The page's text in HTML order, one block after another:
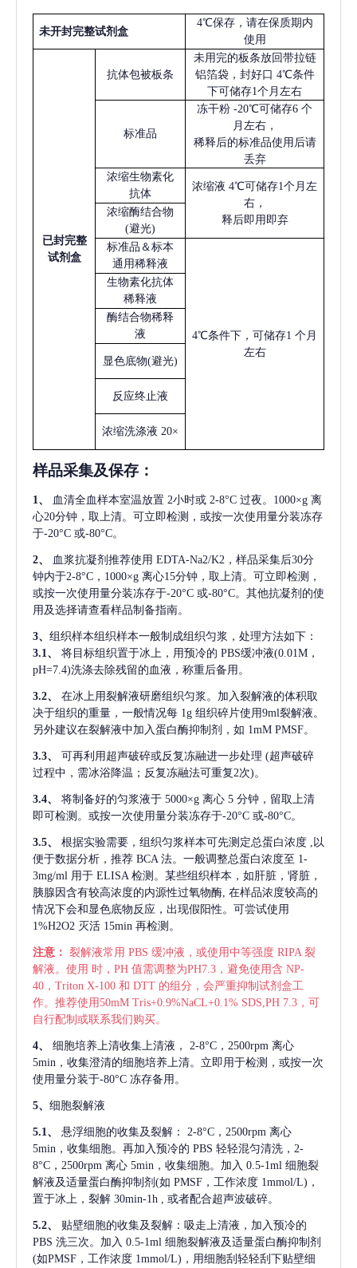
未开封完整试剂盒
4℃保存，请在保质期内
使用
已封完整
试剂盒
抗体包被板条
未用完的板条放回带拉链
铝箔袋，封好口 4℃条件
下可储存1个月左右
标准品
冻干粉 -20℃可储存6 个
月左右，
稀释后的标准品使用后请
丢弃
浓缩生物素化
抗体
浓缩液 4℃可储存1个月左
右，
释后即用即弃
浓缩酶结合物
(避光)
标准品＆标本
通用稀释液
4℃条件下，可储存1 个月
左右
生物素化抗体
稀释液
酶结合物稀释
液
显色底物(避光)
反应终止液
浓缩洗涤液 20×
样品采集及保存 ：
1、 血清全血样本室温放置 2小时或 2-8°C 过夜。1000×g 离
心20分钟，取上清。可立即检测，或按一次使用量分装冻存
于-20°C 或-80°C。
2、 血浆抗凝剂推荐使用 EDTA-Na2/K2，样品采集后30分
钟内于2-8°C，1000×g 离心15分钟，取上清。可立即检测，
或按一次使用量分装冻存于-20°C 或-80°C。其他抗凝剂的使
用及选择请查看样品制备指南。
3、 组织样本组织样本一般制成组织匀浆，处理方法如下：
3.1、
将目标组织置于冰上，用预冷的 PBS缓冲液(0.01M，
pH=7.4)洗涤去除残留的血液，称重后备用。
3.2、
在冰上用裂解液研磨组织匀浆。加入裂解液的体积取
决于组织的重量，一般情况每 1g 组织碎片使用9ml裂解液。
另外建议在裂解液中加入蛋白酶抑制剂，如 1mM PMSF。
3.3、 可再利用超声破碎或反复冻融进一步处理 (超声破碎
过程中，需冰浴降温；反复冻融法可重复2次)。
3.4、 将制备好的匀浆液于 5000×g 离心 5 分钟，留取上清
即可检测。或按一次使用量分装冻存于-20°C 或-80°C。
3.5、 根据实验需要，组织匀浆样本可先测定总蛋白浓度
,以
便于数据分析，推荐 BCA 法。一般调整总蛋白浓度至 1-
3mg/ml 用于 ELISA 检测。某些组织样本，如肝脏，肾脏，
胰腺因含有较高浓度的内源性过氧物酶, 在样品浓度较高的
情况下会和显色底物反应，出现假阳性。可尝试使用
1%H2O2 灭活 15min 再检测。
注意： 裂解液常用 PBS 缓冲液，或使用中等强度 RIPA 裂
解液。使用 时，PH 值需调整为PH7.3，避免使用含 NP-
40，Triton X-100 和 DTT 的组分，会严重抑制试剂盒工
作。推荐使用50mM Tris+0.9%NaCL+0.1% SDS,PH 7.3，可
自行配制或联系我们购买。
4、 细胞培养上清收集上清液，
2-8°C，2500rpm 离心
5min，收集澄清的细胞培养上清。立即用于检测，或按一次
使用量分装于-80°C 冻存备用。
5、 细胞裂解液
5.1、 悬浮细胞的收集及裂解：
2-8°C，2500rpm 离心
5min，收集细胞。再加入预冷的 PBS 轻轻混匀清洗，2-
8°C，2500rpm 离心 5min，收集细胞。加入 0.5-1ml 细胞裂
解液及适量蛋白酶抑制剂(如 PMSF，工作浓度 1mmol/L)，
置于冰上，裂解 30min-1h , 或者配合超声波破碎。
5.2、
贴壁细胞的收集及裂解：吸走上清液，加入预冷的
PBS 洗三次。加入 0.5-1ml 细胞裂解液及适量蛋白酶抑制剂
(如PMSF，工作浓度 1mmol/L)，用细胞刮轻轻刮下贴壁细